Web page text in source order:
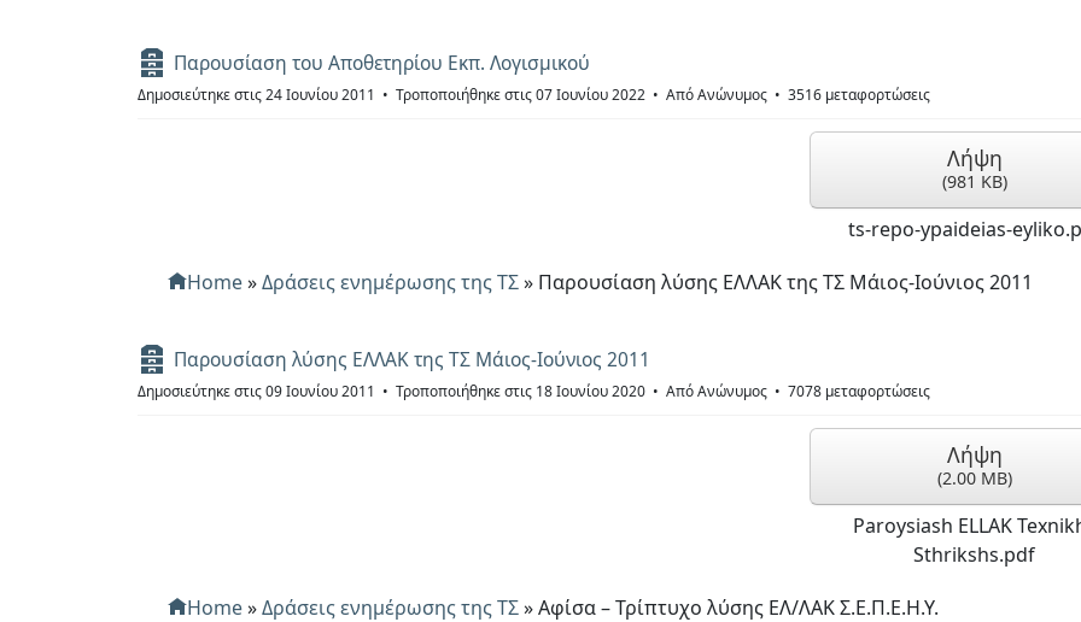
Α
χ
Παρουσίαση του Αποθετηρίου Εκπ. Λογισμικού
Δημοσιεύτηκε στις 24 Ιουνίου 2011 Τροποποιήθηκε στις 07 Ιουνίου 2022 ΑπόΑνώνυμος 3516 μεταφορτώσεις
Λήψη
(981 KB)
ts-repo-ypaideias-
Home»Δράσεις ενημέρωσης της ΤΣ» Παρουσίαση λύσης ΕΛΛΑΚ της ΤΣ Μάιος-Ιούνιος 2011
Α
χ
Παρουσίαση λύσης ΕΛΛΑΚ της ΤΣ Μάιος-Ιούνιος 2011
Δημοσιεύτηκε στις 09 Ιουνίου 2011 Τροποποιήθηκε στις 18 Ιουνίου 2020 ΑπόΑνώνυμος 7078 μεταφορτώσεις
Λήψη
(2.00 MB)
Paroysiash ELLAK
Sthrikshs.pdf
Home»Δράσεις ενημέρωσης της ΤΣ»Αφίσα – Τρίπτυχο λύσης ΕΛ/ΛΑΚ Σ.Ε.Π.Ε.Η.Υ.